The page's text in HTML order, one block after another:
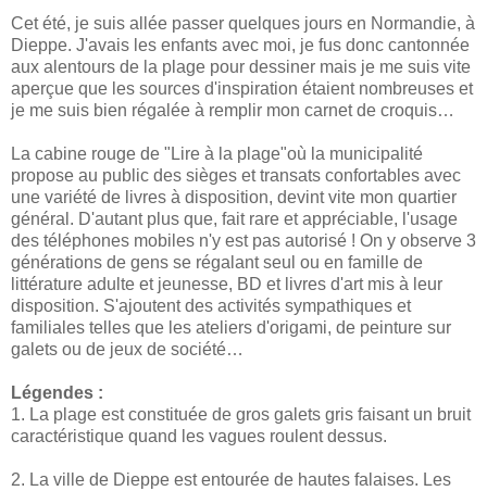
Cet été, je suis allée passer quelques jours en Normandie, à
Dieppe. J'avais les enfants avec moi, je fus donc cantonnée
aux alentours de la plage pour dessiner mais je me suis vite
aperçue que les sources d'inspiration étaient nombreuses et
je me suis bien régalée à remplir mon carnet de croquis…
La cabine rouge de "Lire à la plage"où la municipalité
propose au public des sièges et transats confortables avec
une variété de livres à disposition, devint vite mon quartier
général. D'autant plus que, fait rare et appréciable, l'usage
des téléphones mobiles n'y est pas autorisé ! On y observe 3
générations de gens se régalant seul ou en famille de
littérature adulte et jeunesse, BD et livres d'art mis à leur
disposition. S'ajoutent des activités sympathiques et
familiales telles que les ateliers d'origami, de peinture sur
galets ou de jeux de société…
Légendes :
1. La plage est constituée de gros galets gris faisant un bruit
caractéristique quand les vagues roulent dessus.
2. La ville de Dieppe est entourée de hautes falaises. Les